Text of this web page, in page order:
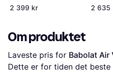
2 399 kr
2 635
Om produktet
Laveste pris for Babolat Air
Dette er for tiden det